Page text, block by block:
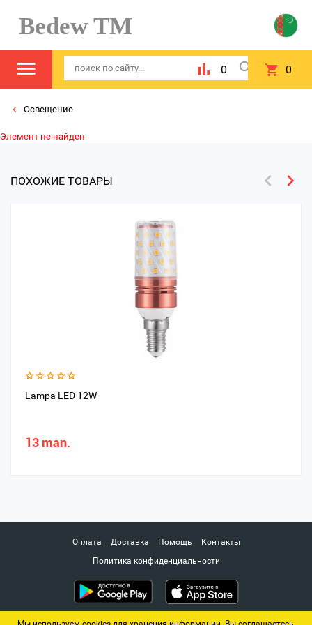
Bedew TM
0 0
Освещение
Элемент не найден
ПОХОЖИЕ ТОВАРЫ
Lampa LED 12W
13 man.
Оплата Доставка Помощь
Контакты
Политика конфиденциальности